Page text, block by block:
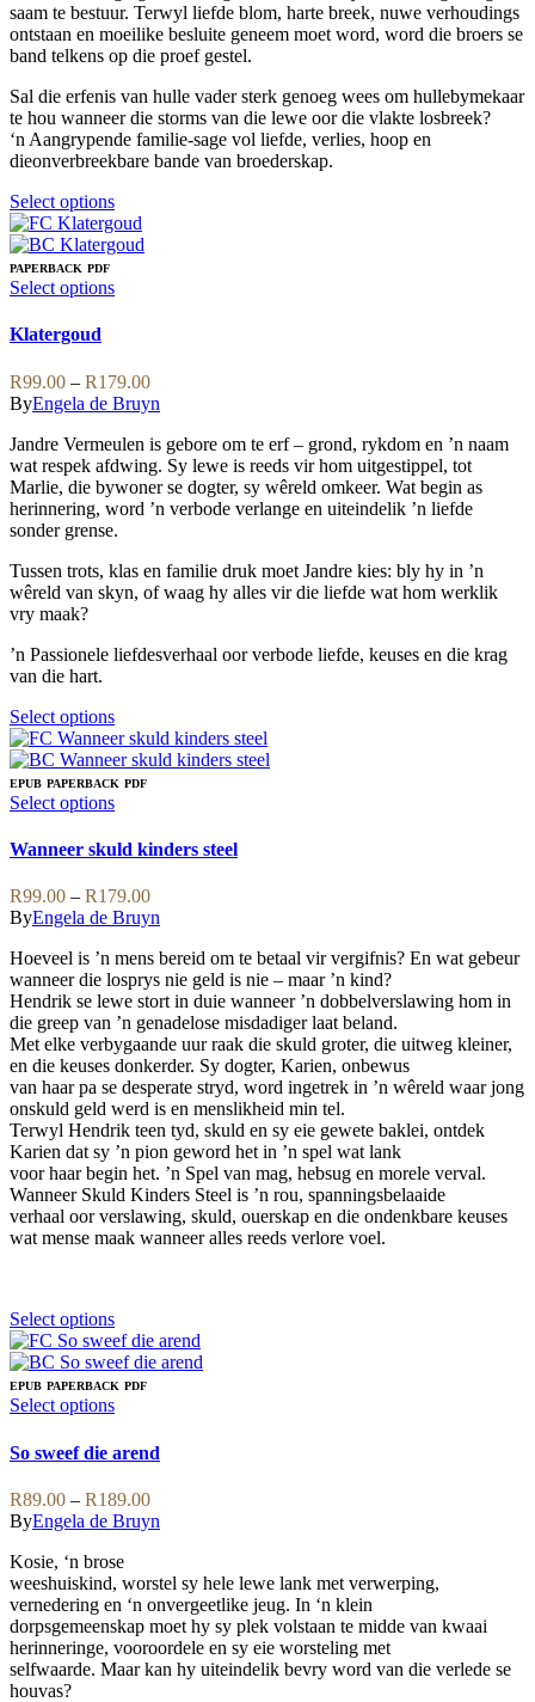
the
product
page
saam te bestuur. Terwyl liefde blom, harte breek, nuwe verhoudings
ontstaan en moeilike besluite geneem moet word, word die broers se
band telkens op die proef gestel.
Sal die erfenis van hulle vader sterk genoeg wees om hullebymekaar
te hou wanneer die storms van die lewe oor die vlakte losbreek?
‘n Aangrypende familie-sage vol liefde, verlies, hoop en
dieonverbreekbare bande van broederskap.
Select optionsThis
product
has
variants.
be
chosen
on
the
product
page
PAPERBACK PDF
Select optionsThis
variants.
The
options
may
be
chosen
on
page
Klatergoud
R99.00 – R179.00Price
range:
through
R179.00
ByEngela de Bruyn
Jandre Vermeulen is gebore om te erf – grond, rykdom en ’n naam
wat respek afdwing. Sy lewe is reeds vir hom uitgestippel, tot
Marlie, die bywoner se dogter, sy wêreld omkeer. Wat begin as
herinnering, word ’n verbode verlange en uiteindelik ’n liefde
sonder grense.
Tussen trots, klas en familie druk moet Jandre kies: bly hy in ’n
wêreld van skyn, of waag hy alles vir die liefde wat hom werklik
vry maak?
’n Passionele liefdesverhaal oor verbode liefde, keuses en die krag
van die hart.
Select optionsThis
product
has
multiple
variants.
options
be
chosen
on
the
product
page
EPUB PAPERBACK PDF
Select optionsThis
has
variants.
The
options
may
be
chosen
on
the
product
page
Wanneer skuld kinders steel
R99.00 – R179.00Price
range:
through
R179.00
ByEngela de Bruyn
Hoeveel is ’n mens bereid om te betaal vir vergifnis? En wat gebeur
wanneer die losprys nie geld is nie – maar ’n kind?
Hendrik se lewe stort in duie wanneer ’n dobbelverslawing hom in
die greep van ’n genadelose misdadiger laat beland.
Met elke verbygaande uur raak die skuld groter, die uitweg kleiner,
en die keuses donkerder. Sy dogter, Karien, onbewus
van haar pa se desperate stryd, word ingetrek in ’n wêreld waar jong
onskuld geld werd is en menslikheid min tel.
Terwyl Hendrik teen tyd, skuld en sy eie gewete baklei, ontdek
Karien dat sy ’n pion geword het in ’n spel wat lank
voor haar begin het. ’n Spel van mag, hebsug en morele verval.
Wanneer Skuld Kinders Steel is ’n rou, spanningsbelaaide
verhaal oor verslawing, skuld, ouerskap en die ondenkbare keuses
wat mense maak wanneer alles reeds verlore voel.
Select optionsThis
product
has
multiple
variants.
options
may
be
chosen
on
the
product
page
EPUB PAPERBACK PDF
Select optionsThis
has
multiple
variants.
The
options
may
be
chosen
on
the
product
So sweef die arend
R89.00 – R189.00Price
range:
R189.00
ByEngela de Bruyn
Kosie, ‘n brose
weeshuiskind, worstel sy hele lewe lank met verwerping,
vernedering en ‘n onvergeetlike jeug. In ‘n klein
dorpsgemeenskap moet hy sy plek volstaan te midde van kwaai
herinneringe, vooroordele en sy eie worsteling met
selfwaarde. Maar kan hy uiteindelik bevry word van die verlede se
houvas?